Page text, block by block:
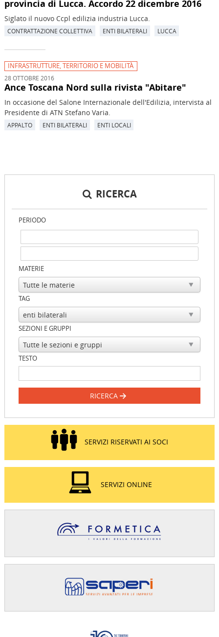
provincia di Lucca. Accordo 22 dicembre 2016
Siglato il nuovo Ccpl edilizia industria Lucca.
CONTRATTAZIONE COLLETTIVA ENTI BILATERALI LUCCA
INFRASTRUTTURE, TERRITORIO E MOBILITÀ
28 OTTOBRE 2016
Ance Toscana Nord sulla rivista "Abitare"
In occasione del Salone Internazionale dell'Edilizia, intervista al
Presidente di ATN Stefano Varia.
APPALTO ENTI BILATERALI ENTI LOCALI
RICERCA
PERIODO
MATERIE
TAG
SEZIONI E GRUPPI
TESTO
RICERCA
SERVIZI RISERVATI AI SOCI
SERVIZI ONLINE